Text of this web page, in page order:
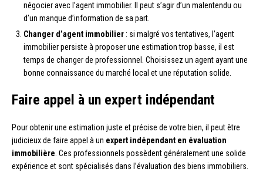
négocier avec l’agent immobilier. Il peut s’agir d’un malentendu ou
d’un manque d’information de sa part.
Changer d’agent immobilier : si malgré vos tentatives, l’agent
immobilier persiste à proposer une estimation trop basse, il est
temps de changer de professionnel. Choisissez un agent ayant une
bonne connaissance du marché local et une réputation solide.
Faire appel à un expert indépendant
Pour obtenir une estimation juste et précise de votre bien, il peut être
judicieux de faire appel à un expert indépendant en évaluation
immobilière. Ces professionnels possèdent généralement une solide
expérience et sont spécialisés dans l’évaluation des biens immobiliers.